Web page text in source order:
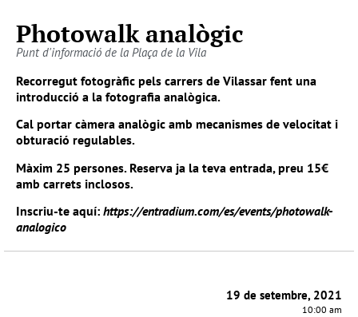
Photowalk analògic
Punt d'informació de la Plaça de la Vila
Recorregut fotogràfic pels carrers de Vilassar fent una
introducció a la fotografia analògica.
Cal portar càmera analògic amb mecanismes de velocitat i
obturació regulables.
Màxim 25 persones. Reserva ja la teva entrada, preu 15€
amb carrets inclosos.
Inscriu-te aquí: https://entradium.com/es/events/photowalk-
analogico
19 de setembre, 2021
10:00 am